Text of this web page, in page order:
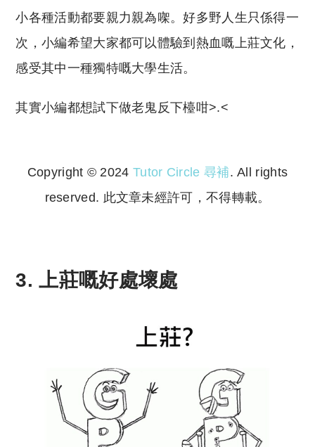
小各種活動都要親力親為㗎。好多野人生只係得一
次，小編希望大家都可以體驗到熱血嘅上莊文化，
感受其中一種獨特嘅大學生活。
其實小編都想試下做老鬼反下檯咁>.<
Copyright © 2024 Tutor Circle 尋補. All rights
reserved. 此文章未經許可，不得轉載。
3. 上莊嘅好處壞處